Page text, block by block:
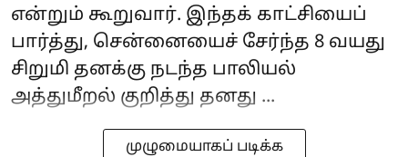
என்றும் கூறுவார். இந்தக் காட்சியைப்
பார்த்து, சென்னையைச் சேர்ந்த 8 வயது
சிறுமி தனக்கு நடந்த பாலியல்
அத்துமீறல் குறித்து தனது ...
முழுமையாகப் படிக்க